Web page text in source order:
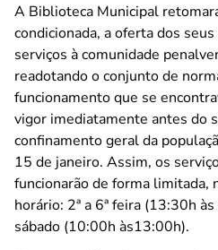
A Biblioteca Municipal
condicionada, a oferta dos
serviços à comunidade
readotando o conjunto de
funcionamento que se
vigor imediatamente antes do
confinamento geral da
15 de janeiro. Assim, os
funcionarão de forma limitada,
horário: 2ª a 6ª feira (13:30h
sábado (10:00h às13:00h).